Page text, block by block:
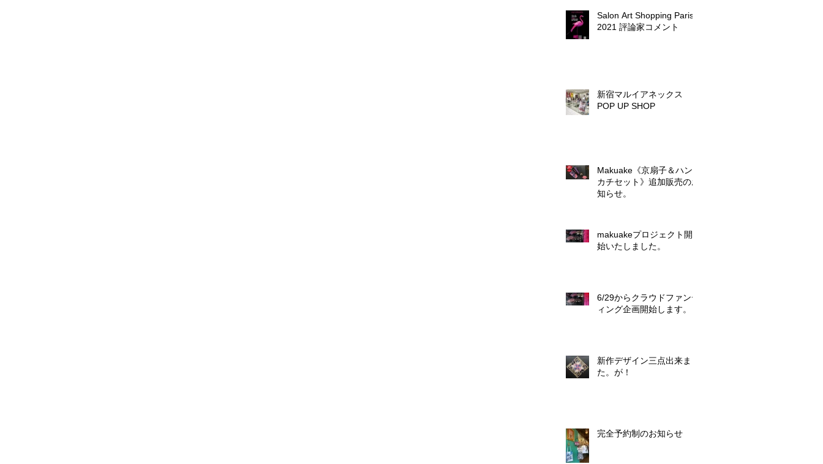
Salon Art Shopping Paris
2021 評論家コメント
新宿マルイアネックス
POP UP SHOP
Makuake《京扇子＆ハン
カチセット》追加販売のお
知らせ。
makuakeプロジェクト開
始いたしました。
6/29からクラウドファンデ
ィング企画開始します。
新作デザイン三点出来まし
た。が！
完全予約制のお知らせ